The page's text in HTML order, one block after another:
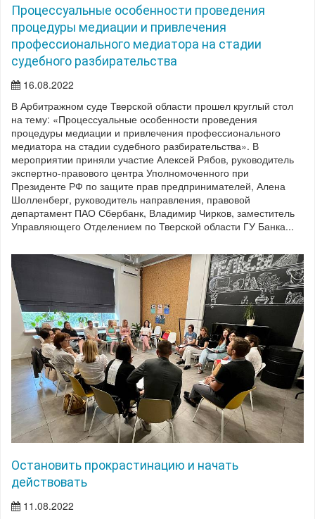
Процессуальные особенности проведения
процедуры медиации и привлечения
профессионального медиатора на стадии
судебного разбирательства
16.08.2022
В Арбитражном суде Тверской области прошел круглый стол
на тему: «Процессуальные особенности проведения
процедуры медиации и привлечения профессионального
медиатора на стадии судебного разбирательства». В
мероприятии приняли участие Алексей Рябов, руководитель
экспертно-правового центра Уполномоченного при
Президенте РФ по защите прав предпринимателей, Алена
Шолленберг, руководитель направления, правовой
департамент ПАО Сбербанк, Владимир Чирков, заместитель
Управляющего Отделением по Тверской области ГУ Банка...
Остановить прокрастинацию и начать
действовать
11.08.2022